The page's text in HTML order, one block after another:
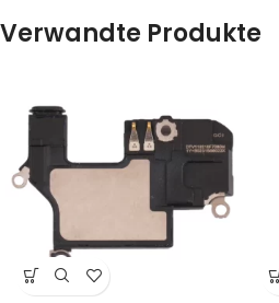
Verwandte Produkte